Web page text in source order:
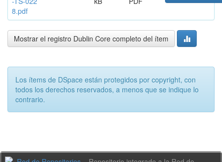
8.pdf
Mostrar el registro Dublin Core completo del ítem
Los ítems de DSpace están protegidos por copyright, con
todos los derechos reservados, a menos que se indique lo
contrario.